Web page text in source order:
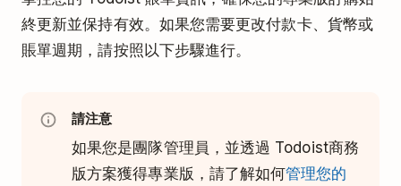
終更新並保持有效。如果您需要更改付款卡、貨幣或
賬單週期，請按照以下步驟進行。
請注意
如果您是團隊管理員，並透過 Todoist商務
版方案獲得專業版，請了解如何管理您的